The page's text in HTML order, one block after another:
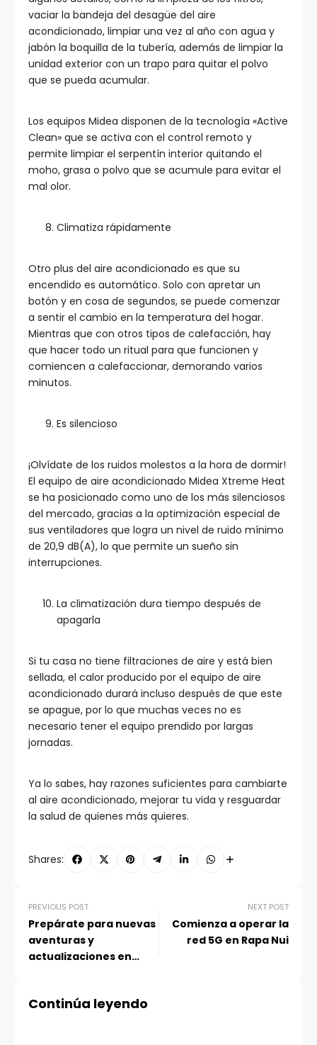
vaciar la bandeja del desagüe del aire
acondicionado, limpiar una vez al año con agua y
jabón la boquilla de la tubería, además de limpiar la
unidad exterior con un trapo para quitar el polvo
que se pueda acumular.
Los equipos Midea disponen de la tecnología «Active
Clean» que se activa con el control remoto y
permite limpiar el serpentín interior quitando el
moho, grasa o polvo que se acumule para evitar el
mal olor.
Climatiza rápidamente
Otro plus del aire acondicionado es que su
encendido es automático. Solo con apretar un
botón y en cosa de segundos, se puede comenzar
a sentir el cambio en la temperatura del hogar.
Mientras que con otros tipos de calefacción, hay
que hacer todo un ritual para que funcionen y
comiencen a calefaccionar, demorando varios
minutos.
Es silencioso
¡Olvídate de los ruidos molestos a la hora de dormir!
El equipo de aire acondicionado Midea Xtreme Heat
se ha posicionado como uno de los más silenciosos
del mercado, gracias a la optimización especial de
sus ventiladores que logra un nivel de ruido mínimo
de 20,9 dB(A), lo que permite un sueño sin
interrupciones.
La climatización dura tiempo después de
apagarla
Si tu casa no tiene filtraciones de aire y está bien
sellada, el calor producido por el equipo de aire
acondicionado durará incluso después de que este
se apague, por lo que muchas veces no es
necesario tener el equipo prendido por largas
jornadas.
Ya lo sabes, hay razones suficientes para cambiarte
al aire acondicionado, mejorar tu vida y resguardar
la salud de quienes más quieres.
Shares:
PREVIOUS POST
Prepárate para nuevas
aventuras y
actualizaciones en
NEXT POST
Comienza a operar la
red 5G en Rapa Nui
Continúa leyendo